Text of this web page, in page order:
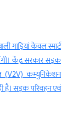
गाड़ियां केवल स्मार्ट
केंद्र सरकार सड़क
(V2V) कम्युनिकेशन
है। सड़क परिवहन एवं